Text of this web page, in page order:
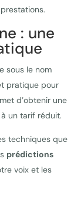
: une
sous le nom
pratique pour
d’obtenir une
un tarif réduit.
techniques que
prédictions
voix et les